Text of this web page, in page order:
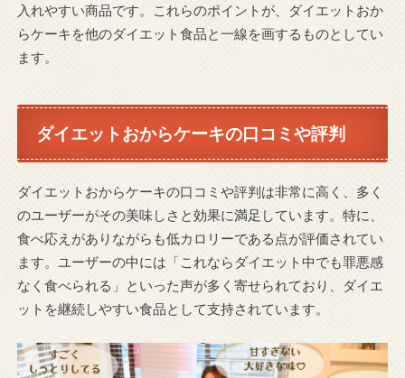
入れやすい商品です。これらのポイントが、ダイエットおか
らケーキを他のダイエット食品と一線を画するものとしてい
ます。
ダイエットおからケーキの口コミや評判
ダイエットおからケーキの口コミや評判は非常に高く、多く
のユーザーがその美味しさと効果に満足しています。特に、
食べ応えがありながらも低カロリーである点が評価されてい
ます。ユーザーの中には「これならダイエット中でも罪悪感
なく食べられる」といった声が多く寄せられており、ダイエ
ットを継続しやすい食品として支持されています。